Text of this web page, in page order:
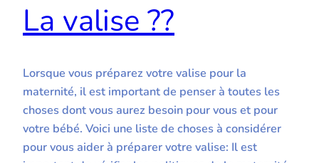
La valise ??
Lorsque vous préparez votre valise pour la
maternité, il est important de penser à toutes les
choses dont vous aurez besoin pour vous et pour
votre bébé. Voici une liste de choses à considérer
pour vous aider à préparer votre valise: Il est